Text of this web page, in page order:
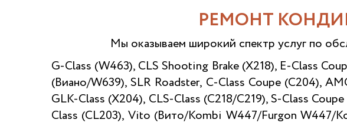
РЕМОНТ
Мы оказываем широкий спектр услуг по
G-Class (W463), CLS Shooting Brake (X218), E-Class
(Виано/W639), SLR Roadster, C-Class Coupe (С204),
GLK-Class (X204), CLS-Class (C218/C219), S-Class
Class (CL203), Vito (Вито/Kombi W447/Furgon W447/